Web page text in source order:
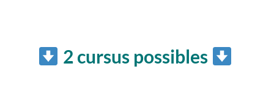
2 cursus possibles